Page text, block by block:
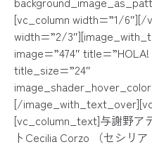
ア
２０２３年２月
Kyoto
２０２３年
２０２２年３月１日
Kyoto
２０２２
「海の京都・丹
２０２１年６月２日〜８
「Kyoto
２０２１年３月１０日
オリジ
1mからのテキスタイル
２０１８年織たび丹後
[vc_column width=”1/6″][/
width=”2/
image=”474″ title=”HOLA!
title_size=”24″
[/
[vc_column_text]与謝野ア
トCecilia Corzo （セシリ